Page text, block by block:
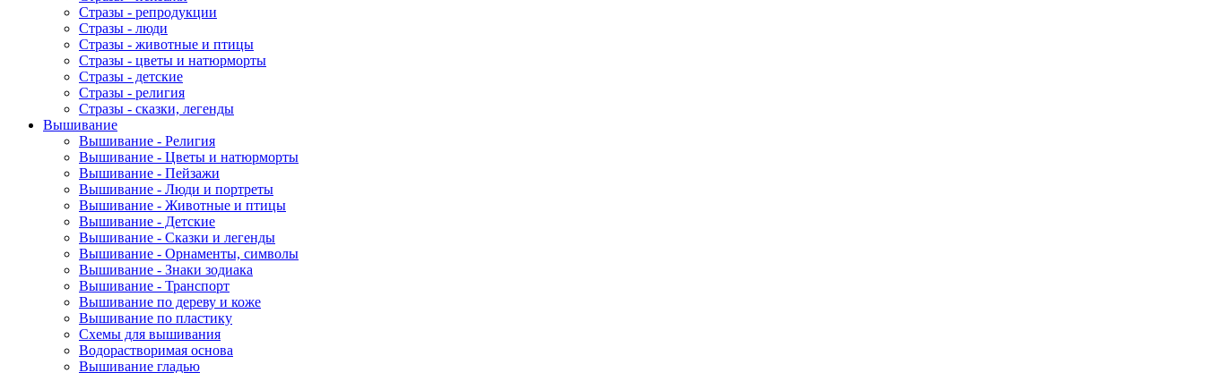
Стразы - репродукции
Стразы - люди
Стразы - животные и птицы
Стразы - цветы и натюрморты
Стразы - детские
Стразы - религия
Стразы - сказки, легенды
Вышивание
Вышивание - Религия
Вышивание - Цветы и натюрморты
Вышивание - Пейзажи
Вышивание - Люди и портреты
Вышивание - Животные и птицы
Вышивание - Детские
Вышивание - Сказки и легенды
Вышивание - Орнаменты, символы
Вышивание - Знаки зодиака
Вышивание - Транспорт
Вышивание по дереву и коже
Вышивание по пластику
Схемы для вышивания
Водорастворимая основа
Вышивание гладью